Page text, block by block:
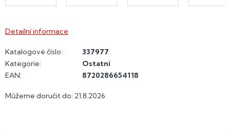
Můžeme doručit do: 21.8.2026
Detailní informace
Katalogové číslo:
337977
Kategorie:
Ostatní
EAN: 8720286654118